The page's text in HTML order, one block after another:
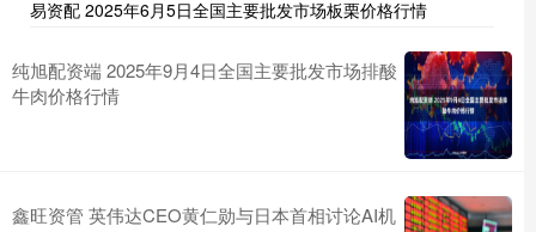
易资配 2025年6月5日全国主要批发市场板栗价格行情
纯旭配资端 2025年9月4日全国主要批发市场排酸
牛肉价格行情
鑫旺资管 英伟达CEO黄仁勋与日本首相讨论AI机